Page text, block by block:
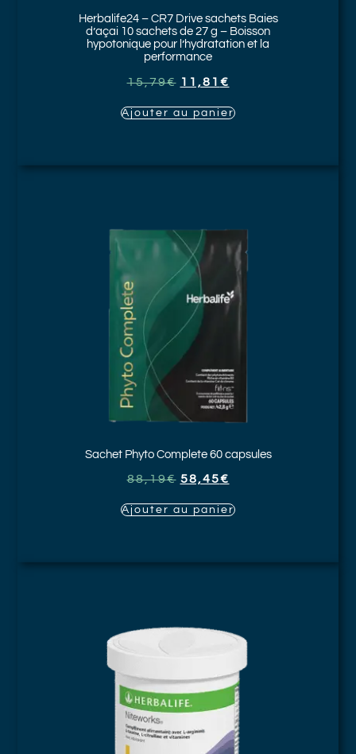
Herbalife24 – CR7 Drive sachets Baies
d’açai 10 sachets de 27 g – Boisson
hypotonique pour l’hydratation et la
performance
15,79€ 11,81 €
Ajouter au panier
Sachet Phyto Complete60 capsules
88,19€ 58,45€
Ajouter au panier